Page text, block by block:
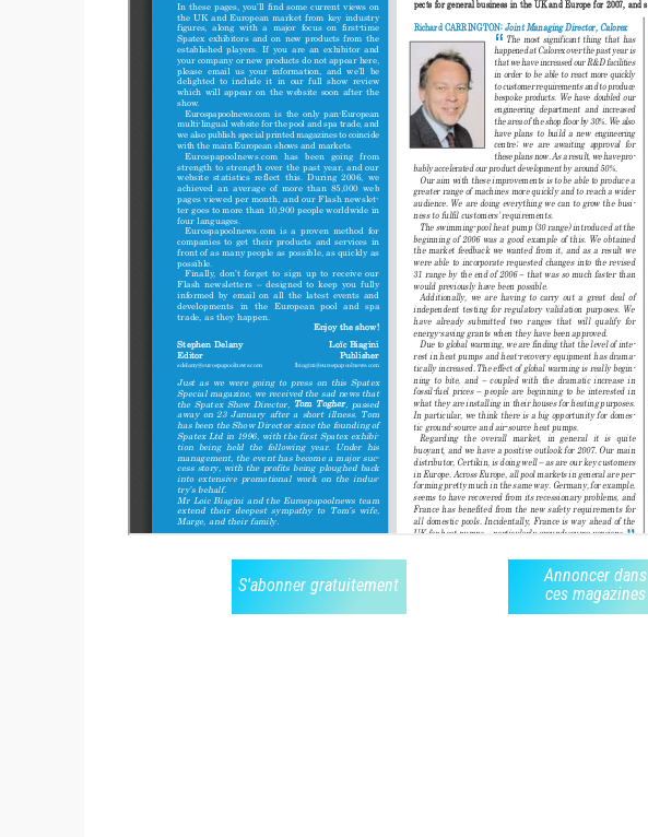
S'abonner gratuitement
Annoncer dans
ces magazines